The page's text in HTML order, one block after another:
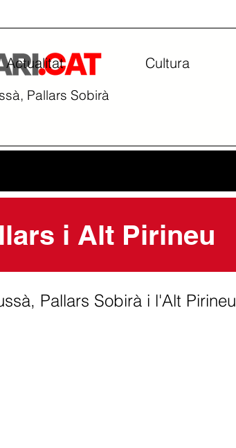
Pallars Sobirà
Actualitat Cultura
i Alt Pirineu
Pallars Sobirà i l'Alt Pirineu